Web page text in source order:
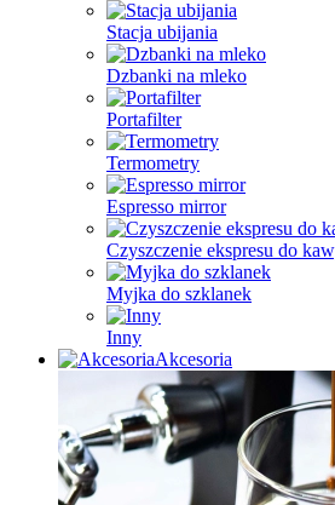
Stacja ubijania
Dzbanki na mleko
Portafilter
Termometry
Espresso mirror
Czyszczenie ekspresu do
Myjka do szklanek
Inny
Akcesoria